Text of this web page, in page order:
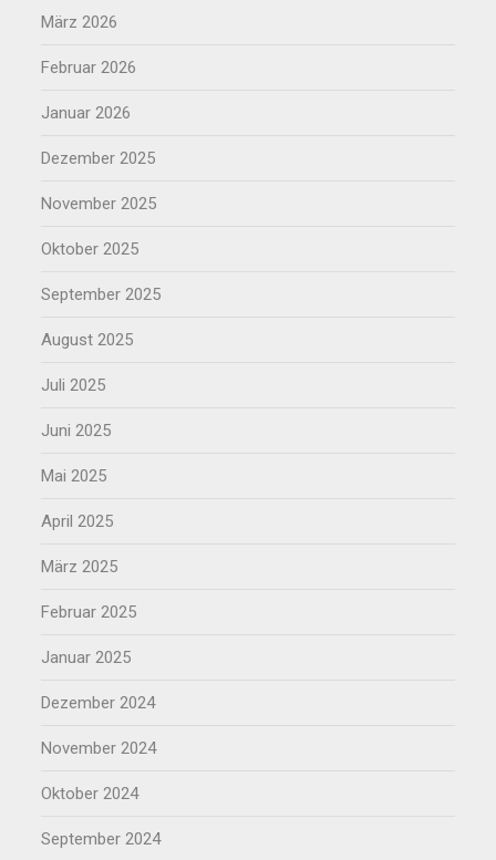
März 2026
Februar 2026
Januar 2026
Dezember 2025
November 2025
Oktober 2025
September 2025
August 2025
Juli 2025
Juni 2025
Mai 2025
April 2025
März 2025
Februar 2025
Januar 2025
Dezember 2024
November 2024
Oktober 2024
September 2024